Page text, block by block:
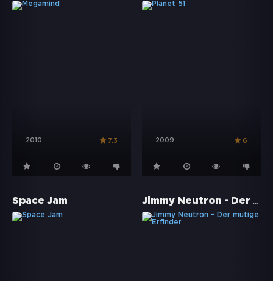
2010 7.3 2009 6
Space Jam Jimmy Neutron - Der mutige Erfinder